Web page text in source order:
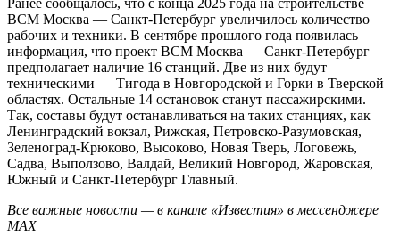
ВСМ Москва — Санкт-Петербург увеличилось количество
рабочих и техники. В сентябре прошлого года появилась
информация, что проект ВСМ Москва — Санкт-Петербург
предполагает наличие 16 станций. Две из них будут
техническими — Тигода в Новгородской и Горки в Тверской
областях. Остальные 14 остановок станут пассажирскими.
Так, составы будут останавливаться на таких станциях, как
Ленинградский вокзал, Рижская, Петровско-Разумовская,
Зеленоград-Крюково, Высоково, Новая Тверь, Логовежь,
Садва, Выползово, Валдай, Великий Новгород, Жаровская,
Южный и Санкт-Петербург Главный.
Все важные новости — в канале «Известия» в мессенджере
МАХ